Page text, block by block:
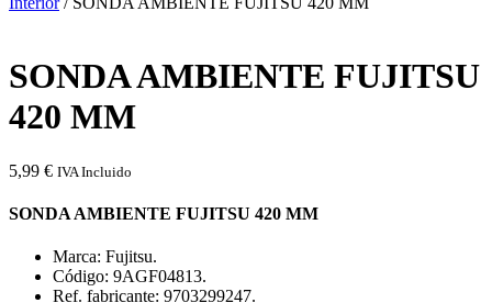
SONDA AMBIENTE FUJITSU
420 MM
5,99 € IVA Incluido
SONDA AMBIENTE FUJITSU 420 MM
Marca: Fujitsu.
Código: 9AGF04813.
Ref. fabricante: 9703299247.